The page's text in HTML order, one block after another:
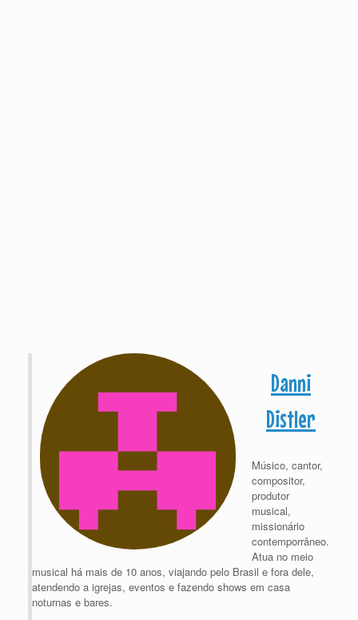
Danni
Distler
Músico, cantor,
compositor,
produtor
musical,
missionário
contemporrâneo.
Atua no meio
musical há mais de 10 anos, viajando pelo Brasil e fora dele,
atendendo a igrejas, eventos e fazendo shows em casa
noturnas e bares.